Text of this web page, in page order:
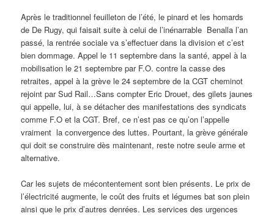
Après le traditionnel feuilleton de l’été, le pinard et les homards
de De Rugy, qui faisait suite à celui de l’inénarrable Benalla l’an
passé, la rentrée sociale va s’effectuer dans la division et c’est
bien dommage. Appel le 11 septembre dans la santé, appel à la
mobilisation le 21 septembre par F.O. contre la casse des
retraites, appel à la grève le 24 septembre de la CGT cheminot
rejoint par Sud Rail…Sans compter Eric Drouet, des gilets jaunes
qui appelle, lui, à se détacher des manifestations des syndicats
comme F.O et la CGT. Bref, ce n’est pas ce qu’on l’appelle
vraiment la convergence des luttes. Pourtant, la grève générale
qui doit se construire dès maintenant, reste notre seule arme et
alternative.
Car les sujets de mécontentement sont bien présents. Le prix de
l’électricité augmente, le coût des fruits et légumes bat son plein
ainsi que le prix d’autres denrées. Les services des urgences